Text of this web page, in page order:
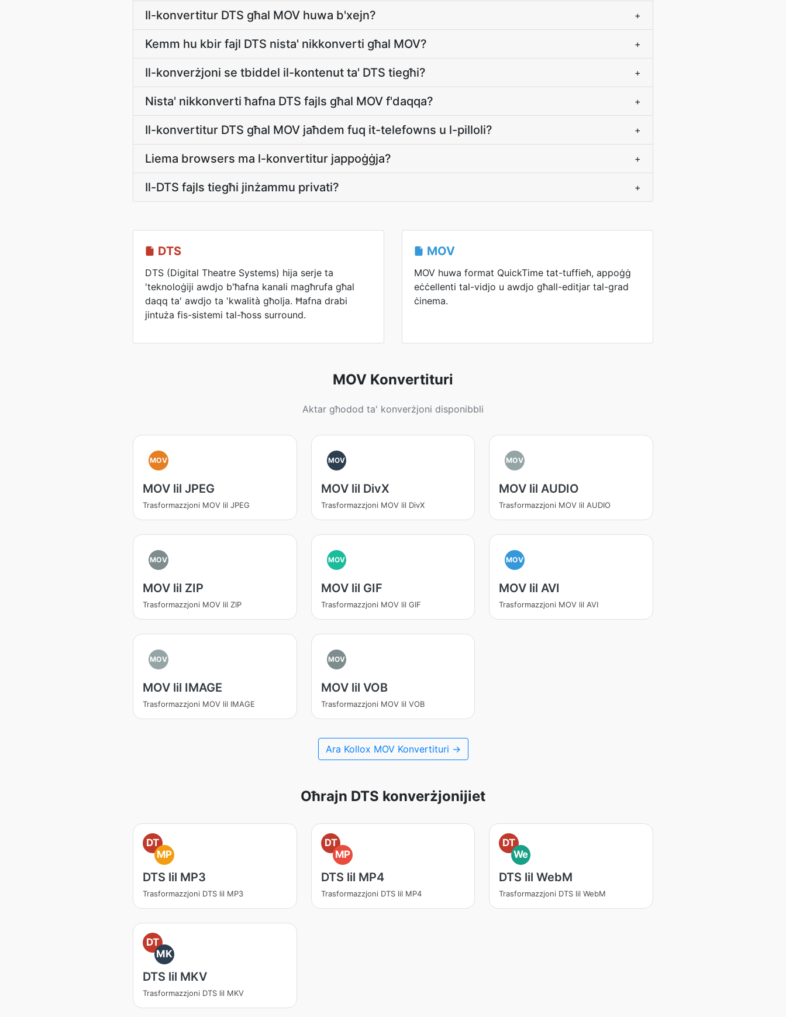
Il-konvertitur DTS għal MOV huwa b'xejn? +
Kemm hu kbir fajl DTS nista' nikkonverti għal MOV? +
Il-konverżjoni se tbiddel il-kontenut ta' DTS tiegħi? +
Nista' nikkonverti ħafna DTS fajls għal MOV f'daqqa? +
Il-konvertitur DTS għal MOV jaħdem fuq it-telefowns u l-pilloli? +
Liema browsers ma l-konvertitur jappoġġja? +
Il-DTS fajls tiegħi jinżammu privati? +
DTS
DTS (Digital Theatre Systems) hija serje ta
'teknoloġiji awdjo b'ħafna kanali magħrufa għal
daqq ta' awdjo ta 'kwalità għolja. Ħafna drabi
jintuża fis-sistemi tal-ħoss surround.
MOV
MOV huwa format QuickTime tat-tuffieħ, appoġġ
eċċellenti tal-vidjo u awdjo għall-editjar tal-grad
ċinema.
MOV Konvertituri
Aktar għodod ta' konverżjoni disponibbli
MOV
MOV lil JPEG
Trasformazzjoni MOV lil JPEG
MOV
MOV lil DivX
Trasformazzjoni MOV lil DivX
MOV
MOV lil AUDIO
Trasformazzjoni MOV lil AUDIO
MOV
MOV lil ZIP
Trasformazzjoni MOV lil ZIP
MOV
MOV lil GIF
Trasformazzjoni MOV lil GIF
MOV
MOV lil AVI
Trasformazzjoni MOV lil AVI
MOV
MOV lil IMAGE
Trasformazzjoni MOV lil IMAGE
MOV
MOV lil VOB
Trasformazzjoni MOV lil VOB
Ara Kollox MOV Konvertituri →
Oħrajn DTS konverżjonijiet
DT
MP
DTS lil MP3
Trasformazzjoni DTS lil MP3
DT
MP
DTS lil MP4
Trasformazzjoni DTS lil MP4
DT
We
DTS lil WebM
Trasformazzjoni DTS lil WebM
DT
MK
DTS lil MKV
Trasformazzjoni DTS lil MKV